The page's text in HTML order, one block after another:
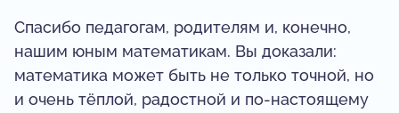
Спасибо педагогам, родителям и, конечно,
нашим юным математикам. Вы доказали:
математика может быть не только точной, но
и очень тёплой, радостной и по-настоящему